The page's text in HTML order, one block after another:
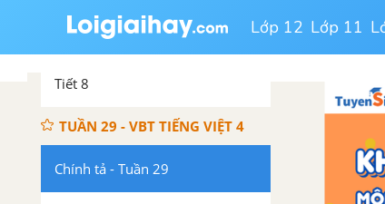
Lớp 12 Lớp 11
Tiết 7
Tiết 8
TUẦN 29 - VBT TIẾNG VIỆT 4
Chính tả - Tuần 29